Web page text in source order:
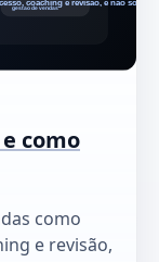
como
como
e revisão,